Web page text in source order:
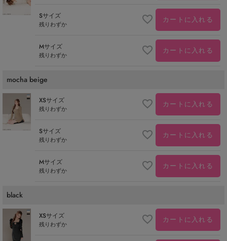
Sサイズ
残りわずか カートに入れる
Mサイズ
残りわずか カートに入れる
mocha beige
XSサイズ
残りわずか カートに入れる
Sサイズ
残りわずか カートに入れる
Mサイズ
残りわずか カートに入れる
black
XSサイズ
残りわずか カートに入れる